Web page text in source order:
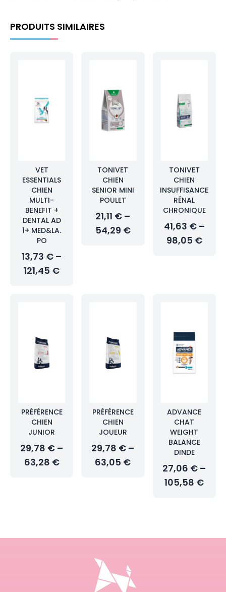
PRODUITS SIMILAIRES
VET
ESSENTIALS
CHIEN
MULTI-
BENEFIT +
DENTAL AD
1+ MED&LA.
PO
13,73 € –
121,45 €
TONIVET
CHIEN
SENIOR MINI
POULET
21,11 € –
54,29 €
TONIVET
CHIEN
INSUFFISANCE
RÉNAL
CHRONIQUE
41,63 € –
98,05 €
PRÉFÉRENCE
CHIEN
JUNIOR
29,78 € –
63,28 €
PRÉFÉRENCE
CHIEN
JOUEUR
29,78 € –
63,05 €
ADVANCE
CHAT
WEIGHT
BALANCE
DINDE
27,06 € –
105,58 €